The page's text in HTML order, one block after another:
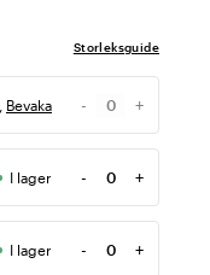
Storleksguide
Bevaka -
Antal
+
I lager -
Antal
+
I lager -
Antal
+